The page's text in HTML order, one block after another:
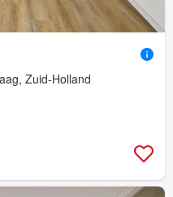
Zuid-Holland